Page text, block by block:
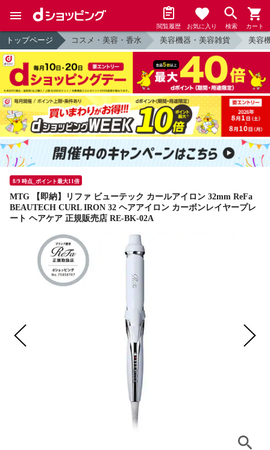
閲覧履歴 お気に入り 検索 カート
トップページ コスメ・美容・香水 美容機器・美容雑貨 美容
8/9 時点_ポイント最大11倍
MTG 【即納】リファ ビューテック カールアイロン 32mm ReFa
BEAUTECH CURL IRON 32 ヘアアイロン カーボンレイヤープレ
ート ヘアケア 正規販売店 RE-BK-02A